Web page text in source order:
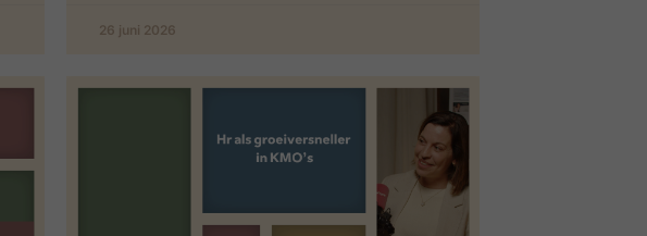
26 juni 2026